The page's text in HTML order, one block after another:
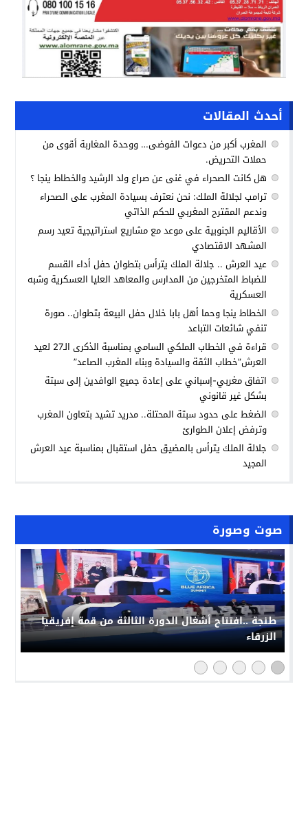
صوت وصورة
طنجة ..افتتاح أشغال الدورة الثالثة من قمة إفريقيا
الزرقاء
أحدث المقالات
المغرب أكبر من دعوات الفوضى… ووحدة المغاربة أقوى من
حملات التحريض.
هل كانت الصحراء في غنى عن صراع ولد الرشيد والخطاط ينجا ؟
ترامب لجلالة الملك: نحن نعترف بسيادة المغرب على الصحراء
وندعم المقترح المغربي للحكم الذاتي
الأقاليم الجنوبية على موعد مع مشاريع استراتيجية تعيد رسم
المشهد الاقتصادي
عيد العرش .. جلالة الملك يترأس بتطوان حفل أداء القسم
للضباط المتخرجين من المدارس والمعاهد العليا العسكرية وشبه
العسكرية
الخطاط ينجا وحما أهل بابا خلال حفل البيعة بتطوان.. صورة
تنفي شائعات التباعد
قراءة في الخطاب الملكي السامي بمناسبة الذكرى الـ27 لعيد
العرش”خطاب الثقة والسيادة وبناء المغرب الصاعد”
اتفاق مغربي-إسباني على إعادة جميع الوافدين إلى سبتة
بشكل غير قانوني
الضغط على حدود سبتة المحتلة.. مدريد تشيد بتعاون المغرب
وترفض إعلان الطوارئ
جلالة الملك يترأس بالمضيق حفل استقبال بمناسبة عيد العرش
المجيد